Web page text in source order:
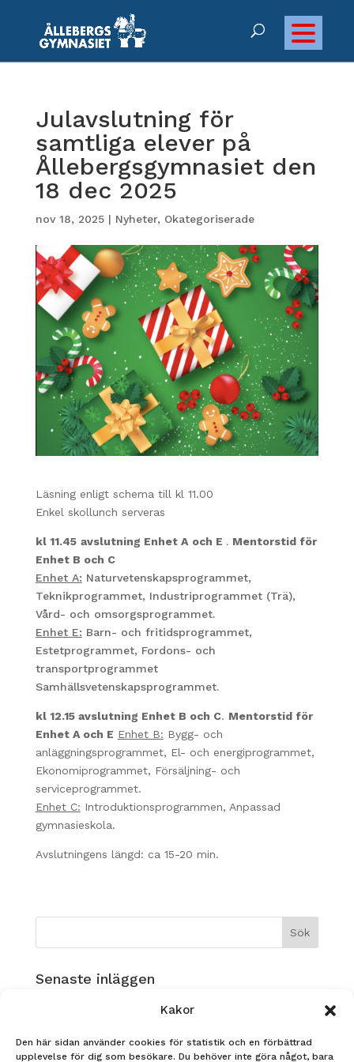
Kakor
Den här sidan använder cookies för statistik och en förbättrad
upplevelse för dig som besökare. Du behöver inte göra något, bara
Julavslutning för
samtliga elever på
Ållebergsgymnasiet den
18 dec 2025
nov 18, 2025| Nyheter, Okategoriserade
Läsning enligt schema till kl 11.00
Enkel skollunch serveras
kl 11.45 avslutning Enhet A och E . Mentorstid för
Enhet B och C
Enhet A: Naturvetenskapsprogrammet,
Teknikprogrammet, Industriprogrammet (Trä),
Vård- och omsorgsprogrammet.
Enhet E: Barn- och fritidsprogrammet,
Estetprogrammet, Fordons- och
transportprogrammet
Samhällsvetenskapsprogrammet.
kl 12.15 avslutning Enhet B och C. Mentorstid för
Enhet A och E Enhet B: Bygg- och
anläggningsprogrammet, El- och energiprogrammet,
Ekonomiprogrammet, Försäljning- och
serviceprogrammet.
Enhet C: Introduktionsprogrammen, Anpassad
gymnasieskola.
Avslutningens längd: ca 15-20 min.
Senaste inläggen
Musikverksamhet på Ållebergsgymnasiet!
Nadja Heldin, FS23 tävlar i årets Yrkes-SM!